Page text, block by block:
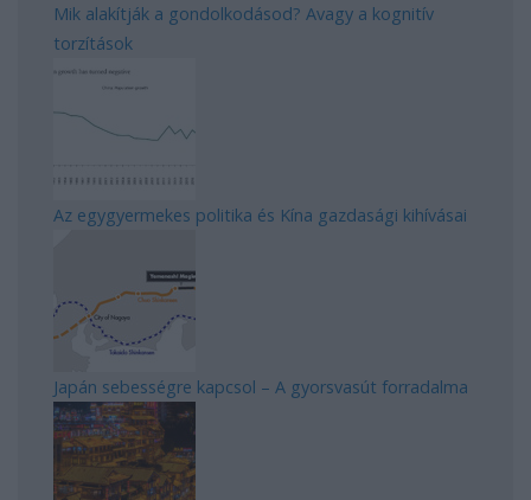
Mik alakítják a gondolkodásod? Avagy a kognitív
torzítások
Az egygyermekes politika és Kína gazdasági kihívásai
Japán sebességre kapcsol – A gyorsvasút forradalma